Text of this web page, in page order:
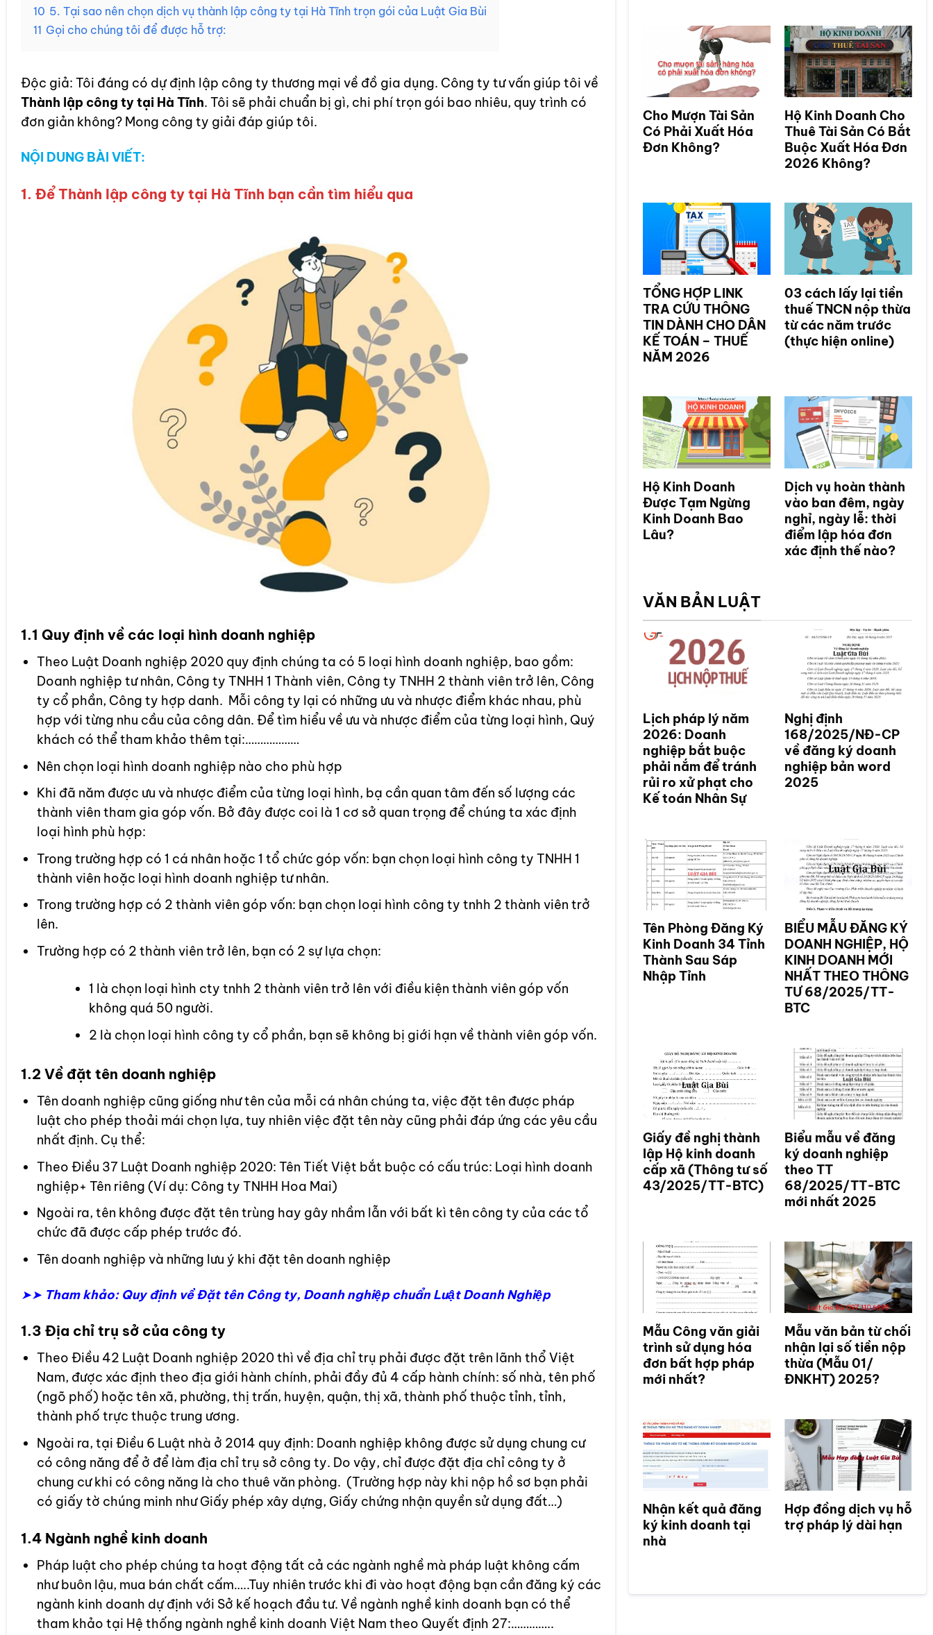
10 5. Tại sao nên chọn dịch vụ thành lập công ty tại Hà Tĩnh trọn gói của Luật Gia Bùi
11 Gọi cho chúng tôi để được hỗ trợ:
Độc giả: Tôi đáng có dự định lập công ty thương mại về đồ gia dụng. Công ty tư vấn giúp tôi về
Thành lập công ty tại Hà Tĩnh. Tôi sẽ phải chuẩn bị gì, chi phí trọn gói bao nhiêu, quy trình có
đơn giản không? Mong công ty giải đáp giúp tôi.
NỘI DUNG BÀI VIẾT:
1. Để Thành lập công ty tại Hà Tĩnh bạn cần tìm hiểu qua
1.1 Quy định về các loại hình doanh nghiệp
Theo Luật Doanh nghiệp 2020 quy định chúng ta có 5 loại hình doanh nghiệp, bao gồm:
Doanh nghiệp tư nhân, Công ty TNHH 1 Thành viên, Công ty TNHH 2 thành viên trở lên, Công
ty cổ phần, Công ty hợp danh. Mỗi công ty lại có những ưu và nhược điểm khác nhau, phù
hợp với từng nhu cầu của công dân. Để tìm hiểu về ưu và nhược điểm của từng loại hình, Quý
khách có thể tham khảo thêm tại:………………
Nên chọn loại hình doanh nghiệp nào cho phù hợp
Khi đã năm được ưu và nhược điểm của từng loại hình, bạ cần quan tâm đến số lượng các
thành viên tham gia góp vốn. Bở đây được coi là 1 cơ sở quan trọng để chúng ta xác định
loại hình phù hợp:
Trong trường hợp có 1 cá nhân hoặc 1 tổ chức góp vốn: bạn chọn loại hình công ty TNHH 1
thành viên hoặc loại hình doanh nghiệp tư nhân.
Trong trường hợp có 2 thành viên góp vốn: bạn chọn loại hình công ty tnhh 2 thành viên trở
lên.
Trường hợp có 2 thành viên trở lên, bạn có 2 sự lựa chọn:
1 là chọn loại hình cty tnhh 2 thành viên trở lên với điều kiện thành viên góp vốn
không quá 50 người.
2 là chọn loại hình công ty cổ phần, bạn sẽ không bị giới hạn về thành viên góp vốn.
1.2 Về đặt tên doanh nghiệp
Tên doanh nghiệp cũng giống như tên của mỗi cá nhân chúng ta, việc đặt tên được pháp
luật cho phép thoải mái chọn lựa, tuy nhiên việc đặt tên này cũng phải đáp ứng các yêu cầu
nhất định. Cụ thể:
Theo Điều 37 Luật Doanh nghiệp 2020: Tên Tiết Việt bắt buộc có cấu trúc: Loại hình doanh
nghiệp+ Tên riêng (Ví dụ: Công ty TNHH Hoa Mai)
Ngoài ra, tên không được đặt tên trùng hay gây nhầm lẫn với bất kì tên công ty của các tổ
chức đã được cấp phép trước đó.
Tên doanh nghiệp và những lưu ý khi đặt tên doanh nghiệp
➤➤ Tham khảo: Quy định về Đặt tên Công ty, Doanh nghiệp chuẩn Luật Doanh Nghiệp
1.3 Địa chỉ trụ sở của công ty
Theo Điều 42 Luật Doanh nghiệp 2020 thì về địa chỉ trụ phải được đặt trên lãnh thổ Việt
Nam, được xác định theo địa giới hành chính, phải đầy đủ 4 cấp hành chính: số nhà, tên phố
(ngõ phố) hoặc tên xã, phường, thị trấn, huyện, quận, thị xã, thành phố thuộc tỉnh, tỉnh,
thành phố trực thuộc trung ương.
Ngoài ra, tại Điều 6 Luật nhà ở 2014 quy định: Doanh nghiệp không được sử dụng chung cư
có công năng để ở để làm địa chỉ trụ sở công ty. Do vậy, chỉ được đặt địa chỉ công ty ở
chung cư khi có công năng là cho thuê văn phòng. (Trường hợp này khi nộp hồ sơ bạn phải
có giấy tờ chúng minh như Giấy phép xây dựng, Giấy chứng nhận quyền sử dụng đất…)
1.4 Ngành nghề kinh doanh
Pháp luật cho phép chúng ta hoạt động tất cả các ngành nghề mà pháp luật không cấm
như buôn lậu, mua bán chất cấm…..Tuy nhiên trước khi đi vào hoạt động bạn cần đăng ký các
ngành kinh doanh dự định với Sở kế hoạch đầu tư. Về ngành nghề kinh doanh bạn có thể
tham khảo tại Hệ thống ngành nghề kinh doanh Việt Nam theo Quyết định 27:…………..
Cho Mượn Tài Sản
Có Phải Xuất Hóa
Đơn Không?
Hộ Kinh Doanh Cho
Thuê Tài Sản Có Bắt
Buộc Xuất Hóa Đơn
2026 Không?
TỔNG HỢP LINK
TRA CỨU THÔNG
TIN DÀNH CHO DÂN
KẾ TOÁN – THUẾ
NĂM 2026
03 cách lấy lại tiền
thuế TNCN nộp thừa
từ các năm trước
(thực hiện online)
Hộ Kinh Doanh
Được Tạm Ngừng
Kinh Doanh Bao
Lâu?
Dịch vụ hoàn thành
vào ban đêm, ngày
nghỉ, ngày lễ: thời
điểm lập hóa đơn
xác định thế nào?
VĂN BẢN LUẬT
Lịch pháp lý năm
2026: Doanh
nghiệp bắt buộc
phải nắm để tránh
rủi ro xử phạt cho
Kế toán Nhân Sự
Nghị định
168/2025/NĐ-CP
về đăng ký doanh
nghiệp bản word
2025
Tên Phòng Đăng Ký
Kinh Doanh 34 Tỉnh
Thành Sau Sáp
Nhập Tỉnh
BIỂU MẪU ĐĂNG KÝ
DOANH NGHIỆP, HỘ
KINH DOANH MỚI
NHẤT THEO THÔNG
TƯ 68/2025/TT-
BTC
Giấy đề nghị thành
lập Hộ kinh doanh
cấp xã (Thông tư số
43/2025/TT-BTC)
Biểu mẫu về đăng
ký doanh nghiệp
theo TT
68/2025/TT-BTC
mới nhất 2025
Mẫu Công văn giải
trình sử dụng hóa
đơn bất hợp pháp
mới nhất?
Mẫu văn bản từ chối
nhận lại số tiền nộp
thừa (Mẫu 01/
ĐNKHT) 2025?
Nhận kết quả đăng
ký kinh doanh tại
nhà
Hợp đồng dịch vụ hỗ
trợ pháp lý dài hạn